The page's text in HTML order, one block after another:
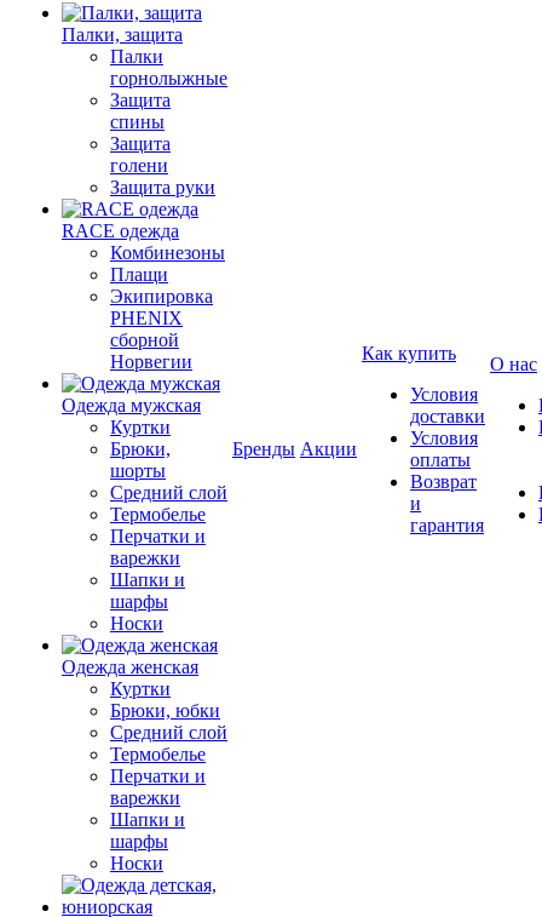
Палки, защита
Палки
горнолыжные
Защита
спины
Защита
голени
Защита руки
RACE одежда
Комбинезоны
Плащи
Экипировка
PHENIX
сборной
Норвегии
Одежда мужская
Куртки
Брюки,
шорты
Средний слой
Термобелье
Перчатки и
варежки
Шапки и
шарфы
Носки
Одежда женская
Куртки
Брюки, юбки
Средний слой
Термобелье
Перчатки и
варежки
Шапки и
шарфы
Носки
Бренды Акции
Как купить
Условия
доставки
Условия
оплаты
Возврат
и
гарантия
О нас